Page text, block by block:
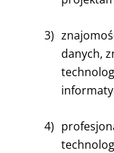
3)
danych,
4)